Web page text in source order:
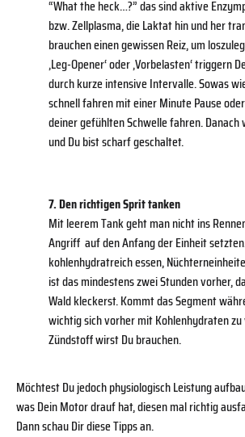
“What the heck…?” das sind aktive
bzw. Zellplasma, die Laktat hin und her
brauchen einen gewissen Reiz, um
‚Leg-Opener‘ oder ‚Vorbelasten‘ triggern
durch kurze intensive Intervalle. Sowas
schnell fahren mit einer Minute Pause
deiner gefühlten Schwelle fahren.
und Du bist scharf geschaltet.
7. Den richtigen Sprit tanken
Mit leerem Tank geht man nicht ins
Angriff auf den Anfang der Einheit
kohlenhydratreich essen,
ist das mindestens zwei Stunden vorher,
Wald kleckerst. Kommt das Segment
wichtig sich vorher mit Kohlenhydraten
Zündstoff wirst Du brauchen.
Möchtest Du jedoch physiologisch Leistung
was Dein Motor drauf hat, diesen mal richtig
Dann schau Dir diese Tipps an.